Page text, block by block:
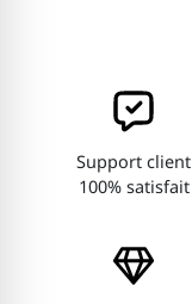
Support client
100% satisfait